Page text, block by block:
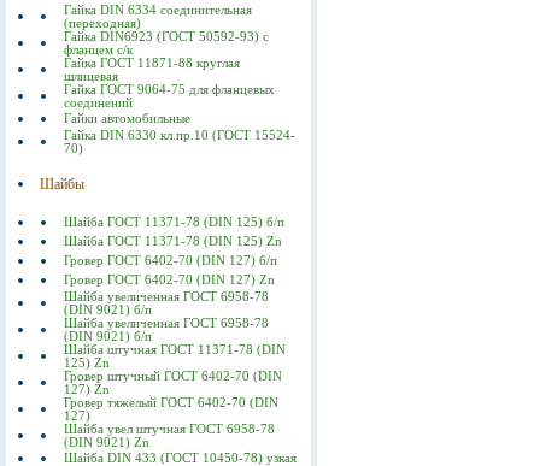
Гайка DIN 6334 соединительная
(переходная)
Гайка DIN6923 (ГОСТ 50592-93) с
фланцем с/к
Гайка ГОСТ 11871-88 круглая
шлицевая
Гайка ГОСТ 9064-75 для фланцевых
соединений
Гайки автомобильные
Гайка DIN 6330 кл.пр.10 (ГОСТ 15524-
70)
Шайбы
Шайба ГОСТ 11371-78 (DIN 125) б/п
Шайба ГОСТ 11371-78 (DIN 125) Zn
Гровер ГОСТ 6402-70 (DIN 127) б/п
Гровер ГОСТ 6402-70 (DIN 127) Zn
Шайба увеличенная ГОСТ 6958-78
(DIN 9021) б/п
Шайба увеличенная ГОСТ 6958-78
(DIN 9021) б/п
Шайба штучная ГОСТ 11371-78 (DIN
125) Zn
Гровер штучный ГОСТ 6402-70 (DIN
127) Zn
Гровер тяжелый ГОСТ 6402-70 (DIN
127)
Шайба увел штучная ГОСТ 6958-78
(DIN 9021) Zn
Шайба DIN 433 (ГОСТ 10450-78) узкая